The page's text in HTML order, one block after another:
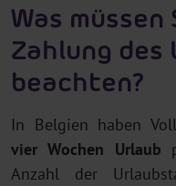
Was
Zahlung des
beachten?
In Belgien haben
vier Wochen Urlaub
Anzahl der